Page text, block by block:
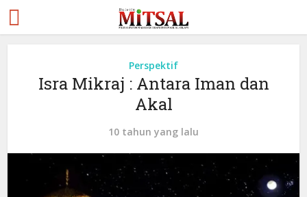
Perspektif
Isra Mikraj : Antara Iman dan
Akal
10 tahun yang lalu